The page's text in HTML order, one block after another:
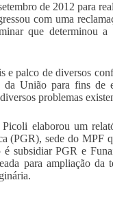
de 2012 para
com uma
que determinou a
e palco de diversos
da União para fins
problemas
elaborou um
(PGR), sede do MPF
subsidiar PGR e
para ampliação da